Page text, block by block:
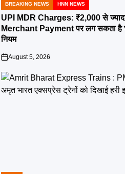
POSTED
IN
BREAKING NEWS HNN NEWS
UPI MDR Charges: ₹2,000 से
Merchant Payment पर लग सकता है
नियम
on
August 5, 2026